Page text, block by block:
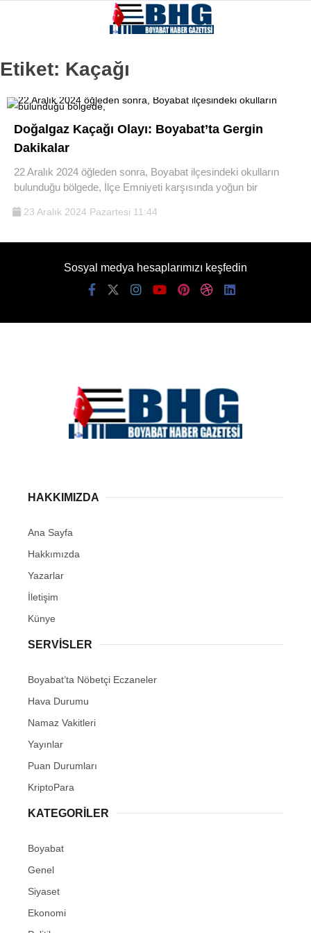
Etiket: Kaçağı
Doğalgaz Kaçağı Olayı: Boyabat’ta Gergin
Dakikalar
22 Aralık 2024 öğleden sonra, Boyabat ilçesindeki okulların
bulunduğu bölgede, İlçe Emniyeti karşısında yoğun bir
23 Aralık 2024 Pazartesi 11:44
Sosyal medya hesaplarımızı keşfedin
HAKKIMIZDA
Ana Sayfa
Hakkımızda
Yazarlar
İletişim
Künye
SERVISLER
Boyabat’ta Nöbetçi Eczaneler
Hava Durumu
Namaz Vakitleri
Yayınlar
Puan Durumları
KriptoPara
KATEGORILER
Boyabat
Genel
Siyaset
Ekonomi